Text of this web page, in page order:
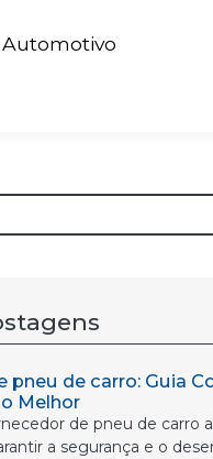
pneu de carro: Guia
Melhor
de pneu de carro
a segurança e o